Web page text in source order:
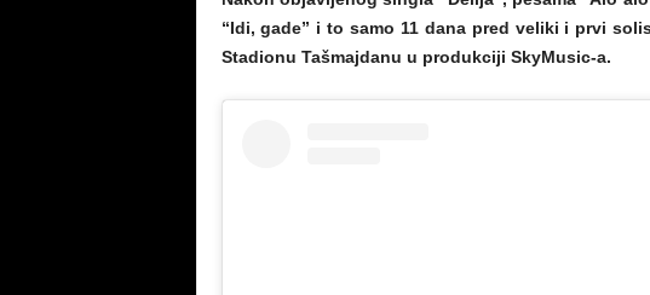
“Idi, gade” i to samo 11 dana pred veliki i prvi
Stadionu Tašmajdanu u produkciji SkyMusic-a.